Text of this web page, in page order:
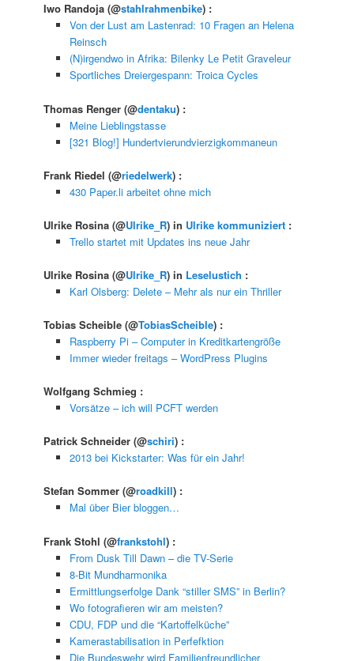
Iwo Randoja(@stahlrahmenbike) :
Von der Lust am Lastenrad: 10 Fragen an Helena
Reinsch
(N)irgendwo in Afrika: Bilenky Le Petit Graveleur
Sportliches Dreiergespann: Troica Cycles
Thomas Renger(@dentaku) :
Meine Lieblingstasse
[321 Blog!] Hundertvierundvierzigkommaneun
Frank Riedel(@riedelwerk) :
430 Paper.li arbeitet ohne mich
Ulrike Rosina(@Ulrike_R) in Ulrike kommuniziert :
Trello startet mit Updates ins neue Jahr
Ulrike Rosina(@Ulrike_R) in Leselustich :
Karl Olsberg: Delete – Mehr als nur ein Thriller
Tobias Scheible(@TobiasScheible) :
Raspberry Pi – Computer in Kreditkartengröße
Immer wieder freitags – WordPress Plugins
Wolfgang Schmieg :
Vorsätze – ich will PCFT werden
Patrick Schneider(@schiri) :
2013 bei Kickstarter: Was für ein Jahr!
Stefan Sommer(@roadkill) :
Mal über Bier bloggen…
Frank Stohl(@frankstohl) :
From Dusk Till Dawn – die TV-Serie
8-Bit Mundharmonika
Ermittlungserfolge Dank “stiller SMS” in Berlin?
Wo fotografieren wir am meisten?
CDU, FDP und die “Kartoffelküche”
Kamerastabilisation in Perfefktion
Die Bundeswehr wird Familienfreundlicher